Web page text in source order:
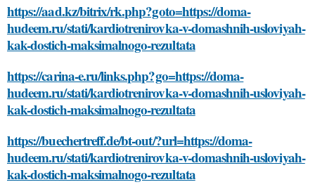
https://aad.kz/bitrix/rk.php?goto=https://doma-
hudeem.ru/stati/kardiotrenirovka-v-domashnih-usloviyah-
kak-dostich-maksimalnogo-rezultata
https://carina-e.ru/links.php?go=https://doma-
hudeem.ru/stati/kardiotrenirovka-v-domashnih-usloviyah-
kak-dostich-maksimalnogo-rezultata
https://buechertreff.de/bt-out/?url=https://doma-
hudeem.ru/stati/kardiotrenirovka-v-domashnih-usloviyah-
kak-dostich-maksimalnogo-rezultata